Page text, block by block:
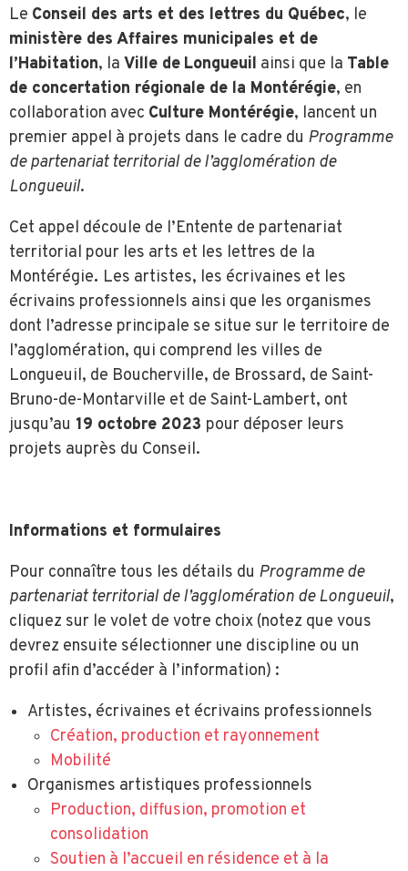
Le Conseil des arts et des lettres du Québec, le
ministère des Affaires municipales et de
l’Habitation, la Ville de Longueuil ainsi que la Table
de concertation régionale de la Montérégie, en
collaboration avec Culture Montérégie, lancent un
premier appel à projets dans le cadre du Programme
de partenariat territorial de l’agglomération de
Longueuil.
Cet appel découle de l’Entente de partenariat
territorial pour les arts et les lettres de la
Montérégie. Les artistes, les écrivaines et les
écrivains professionnels ainsi que les organismes
dont l’adresse principale se situe sur le territoire de
l’agglomération, qui comprend les villes de
Longueuil, de Boucherville, de Brossard, de Saint-
Bruno-de-Montarville et de Saint-Lambert, ont
jusqu’au 19 octobre 2023 pour déposer leurs
projets auprès du Conseil.
Informations et formulaires
Pour connaître tous les détails du Programme de
partenariat territorial de l’agglomération de Longueuil,
cliquez sur le volet de votre choix (notez que vous
devrez ensuite sélectionner une discipline ou un
profil afin d’accéder à l’information) :
Artistes, écrivaines et écrivains professionnels
Création, production et rayonnement
Mobilité
Organismes artistiques professionnels
Production, diffusion, promotion et
consolidation
Soutien à l’accueil en résidence et à la